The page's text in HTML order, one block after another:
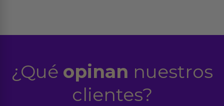
¿Qué opinan nuestros
clientes?